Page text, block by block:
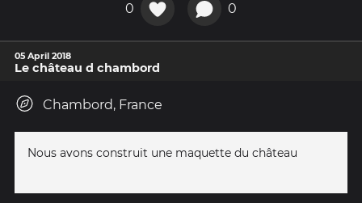
0 0
05 April 2018
Le château d chambord
Chambord, France
Nous avons construit une maquette du château